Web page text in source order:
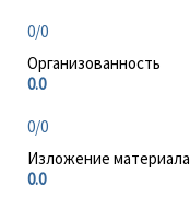
0/0
Организованность
0.0
0/0
Изложение материала
0.0